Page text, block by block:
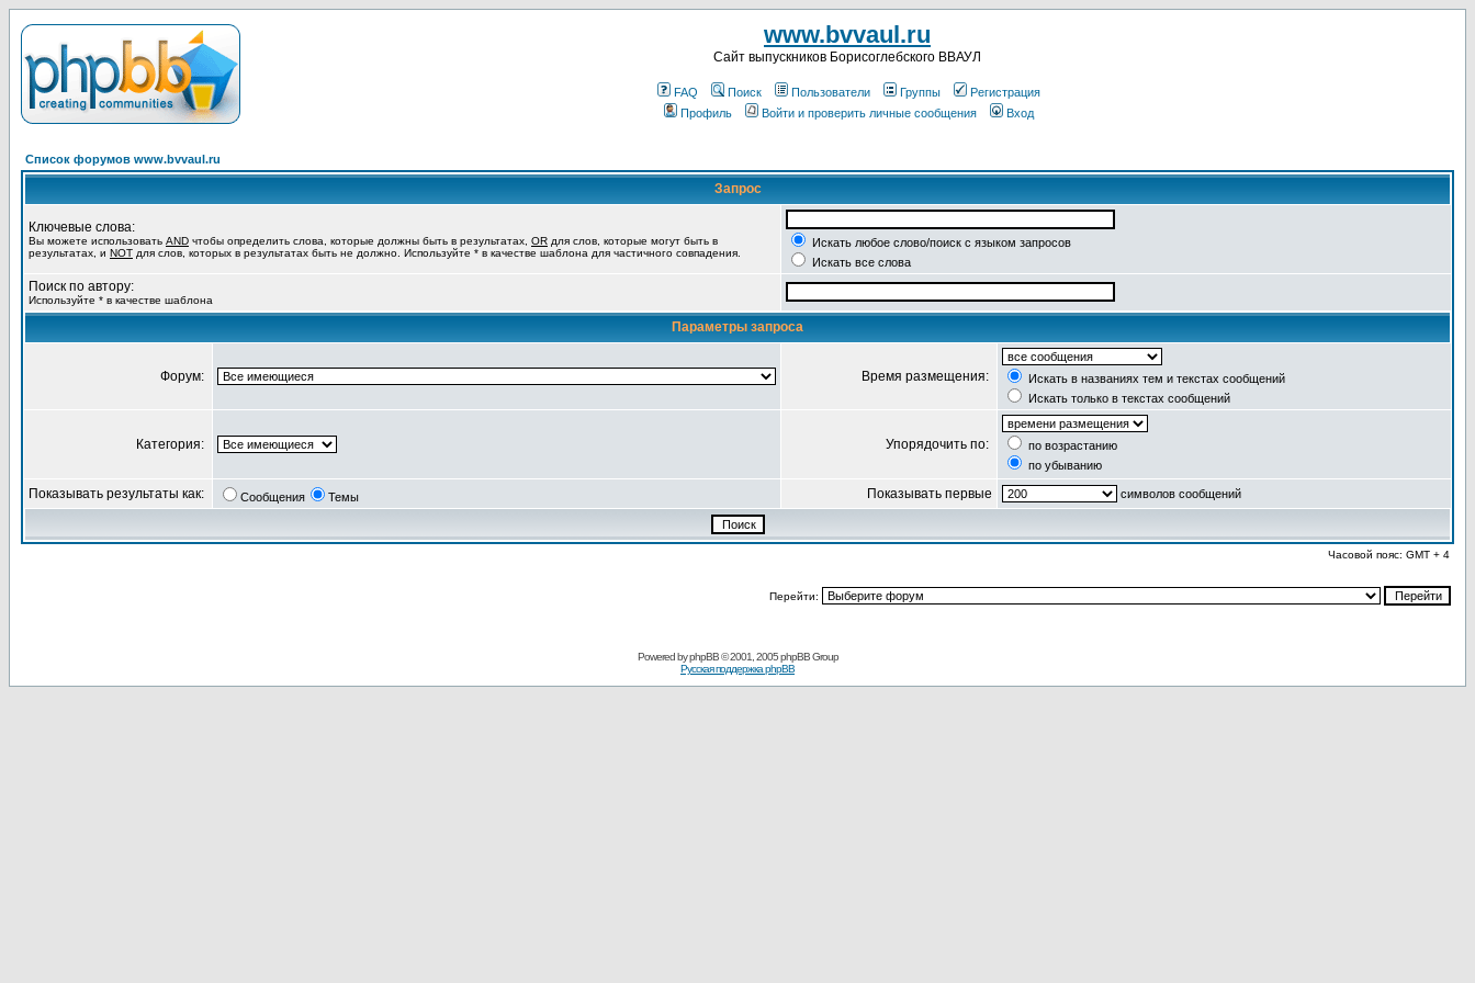
www.bvvaul.ru
Cайт выпускников Борисоглебского ВВАУЛ
FAQ Поиск Пользователи Группы
Регистрация
Профиль
Войти и проверить личные сообщения Вход
Список форумов www.bvvaul.ru
Запрос
Ключевые слова:
Вы можете использовать AND чтобы определить слова, которые должны быть в результатах, OR для слов, которые могут быть в
результатах, и NOT для слов, которых в результатах быть не должно. Используйте * в качестве шаблона для частичного совпадения.
Искать любое слово/поиск с языком запросов
Искать все слова
Поиск по автору:
Используйте * в качестве шаблона
Параметры запроса
Форум: Время размещения:
Искать в названиях тем и текстах сообщений
Искать только в текстах сообщений
Категория: Упорядочить по:
по возрастанию
по убыванию
Показывать результаты как: Сообщения Темы Показывать первые символов сообщений
Часовой пояс: GMT + 4
Перейти:
Powered byphpBB© 2001, 2005 phpBB Group
Русская поддержка phpBB